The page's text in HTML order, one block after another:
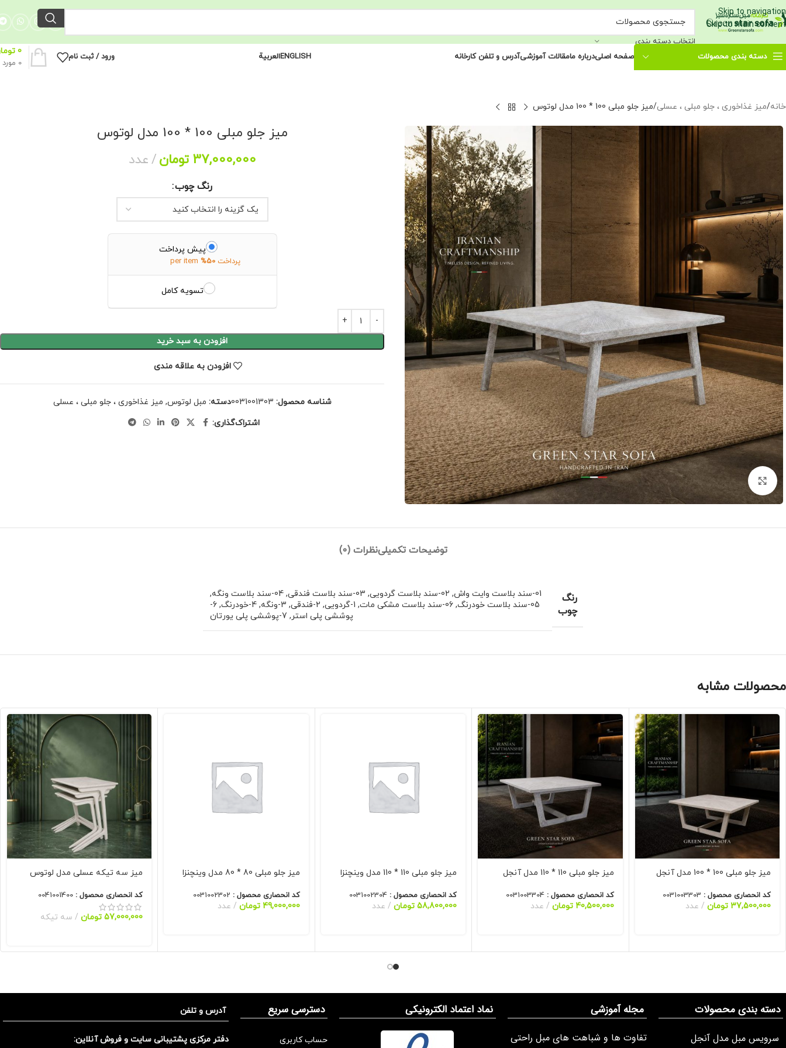
Skip to navigation
Skip to main content
انتخاب دسته بندی
دسته بندی محصولات
صفحه اصلیدرباره مامقالات آموزشیآدرس و تلفن کارخانه ENGLISHالعربیة ورود / ثبت نام
0 مورد
0
خانه میز غذاخوری ، جلو مبلی ، عسلی میز جلو مبلی 100 * 100 مدل لوتوس
برای بزرگنمایی کلیک کنید
میز جلو مبلی 100 * 100 مدل لوتوس
37,000,000 تومان عدد
رنگ چوب
پیش پرداخت
پرداخت 50%
per item
تسویه کامل
افزودن به سبد خرید
افزودن به علاقه مندی
شناسه محصول: 0031001303دسته: مبل لوتوس, میز غذاخوری ، جلو مبلی ، عسلی
اشتراک‌گذاری:
توضیحات تکمیلینظرات (0)
رنگ
چوب
01-سند بلاست وایت واش , 02-سند بلاست گردویی , 03-سند بلاست فندقی , 04-سند بلاست ونگه
,
05-سند بلاست خودرنگ
, 06-سند بلاست مشکی مات , 1-گردویی , 2-فندقی , 3-ونگه , 4-خودرنگ ,
6-
پوششی پلی استر, 7-پوششی پلی یورتان
محصولات مشابه
میز جلو مبلی 100 * 100 مدل آنجل
کد انحصاری محصول : 0031003303
37,500,000 تومان عدد
میز جلو مبلی 110 * 110 مدل آنجل
کد انحصاری محصول :0031003304
40,500,000 تومان عدد
میز جلو مبلی 110 * 110 مدل وینچنزا
کد انحصاری محصول : 0031002304
58,800,000 تومان عدد
میز جلو مبلی 80 * 80 مدل وینچنزا
کد انحصاری محصول : 0031002302
49,000,000 تومان عدد
میز سه تیکه عسلی مدل لوتوس
کد انحصاری محصول : 0041001400
57,000,000 تومان سه تیکه
دسته بندی محصولات
سرویس مبل مدل آنجل
مجله آموزشی
تفاوت ها و شباهت های مبل راحتی
نماد اعتماد الکترونیکی دسترسی سریع
حساب کاربری
آدرس و تلفن
دفتر مرکزی پشتیبانی سایت و فروش آنلاین: